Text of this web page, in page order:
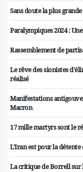
Sans doute la plus
Paralympiques 2024 :
Rassemblement de
Le rêve des sionistes
réalisé
Manifestations
Macron
17 mille martyrs sont le
L'Iran est pour la détente
La critique de Borrell sur